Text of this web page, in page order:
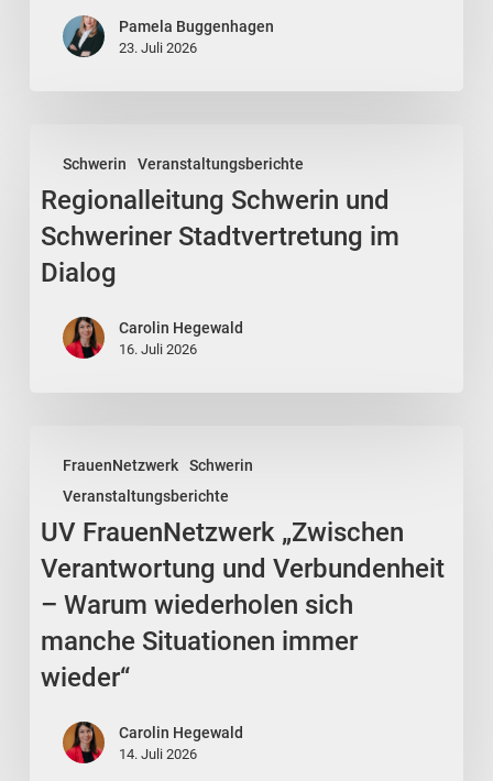
Wirtschaft
Pamela Buggenhagen
23. Juli 2026
Schwerin Veranstaltungsberichte
Schwerin
und
Schweriner
Stadtvertretung
Dialog
Regionalleitung Schwerin und
Schweriner Stadtvertretung im
Dialog
Carolin Hegewald
16. Juli 2026
FrauenNetzwerk
Schwerin
Veranstaltungsberichte
FrauenNetzwerk
„Zwischen
Verantwortung
und
Verbundenheit
Warum
wiederholen
manche
UV FrauenNetzwerk „Zwischen
Verantwortung und Verbundenheit
– Warum wiederholen sich
manche Situationen immer
wieder“
Carolin Hegewald
14. Juli 2026